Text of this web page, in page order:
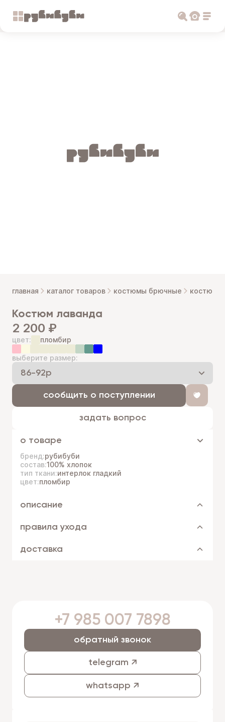
главная каталог товаров костюмы брючные костюм
костюм лаванда
2 200 ₽
цвет: пломбир
выберите размер:
сообщить о поступлении
задать вопрос
о товаре
бренд:рубибуби
состав:100% хлопок
тип ткани:интерлок гладкий
цвет:пломбир
описание
правила ухода
доставка
+7 985 007 7898
telegram ↗
whatsapp ↗
обратный звонок